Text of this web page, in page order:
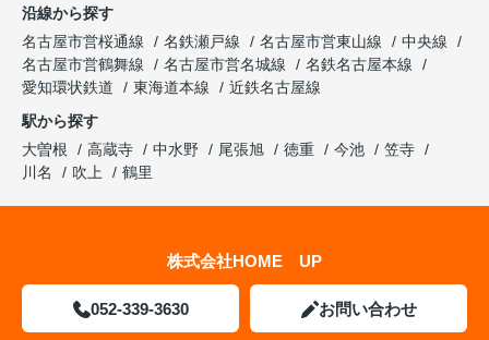
沿線から探す
名古屋市営桜通線
名鉄瀬戸線 名古屋市営東山線
中央線
名古屋市営鶴舞線
名古屋市営名城線
名鉄名古屋本線
愛知環状鉄道
東海道本線
近鉄名古屋線
駅から探す
大曽根
高蔵寺 中水野 尾張旭 徳重 今池
笠寺
川名
吹上 鶴里
株式会社HOME UP
052-339-3630 お問い合わせ